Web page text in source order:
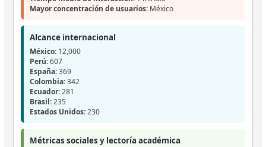
Mayor concentración de usuarios:México
Alcance internacional
México:12,000
Perú:607
España:369
Colombia:342
Ecuador:281
Brasil:235
Estados Unidos:230
Métricas sociales y lectoría académica